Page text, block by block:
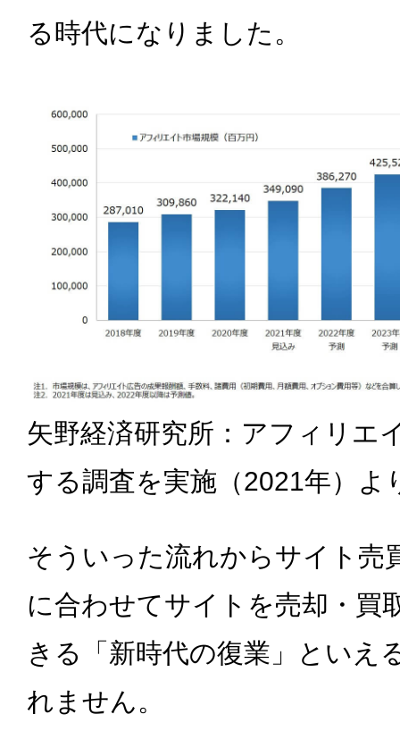
る時代になりました。
矢野経済研究所：アフィリエ
する調査を実施（2021年）よ
そういった流れからサイト売
に合わせてサイトを売却・買
きる「新時代の復業」といえ
れません。